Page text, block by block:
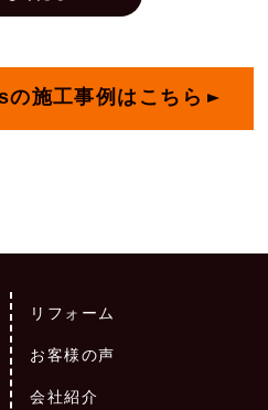
施工事例はこちら
リフォーム
お客様の声
会社紹介